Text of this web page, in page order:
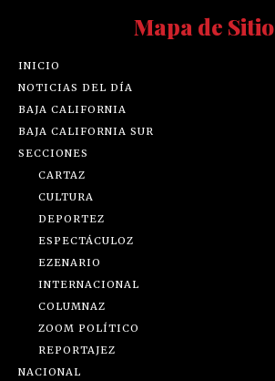
Mapa de Sitio
INICIO
NOTICIAS DEL DÍA
BAJA CALIFORNIA
BAJA CALIFORNIA SUR
SECCIONES
CARTAZ
CULTURA
DEPORTEZ
ESPECTÁCULOZ
EZENARIO
INTERNACIONAL
COLUMNAZ
ZOOM POLÍTICO
REPORTAJEZ
NACIONAL